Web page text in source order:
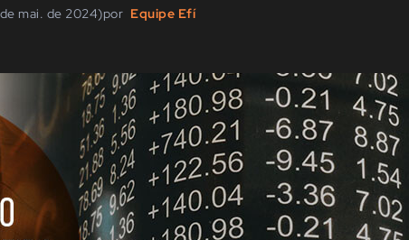
mai. de 2024)por Equipe Efí